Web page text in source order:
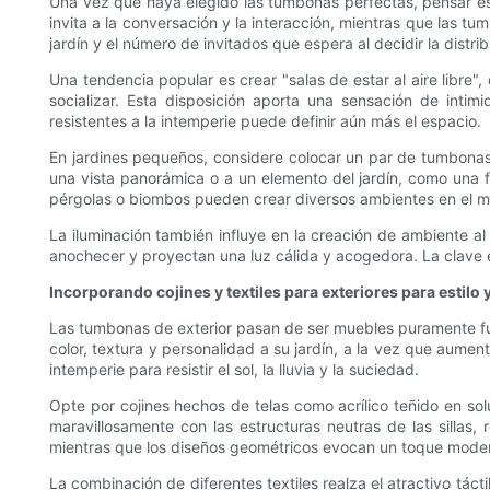
invita a la conversación y la interacción, mientras que las
jardín y el número de invitados que espera al decidir la
Una tendencia popular es crear "salas de estar al aire
socializar. Esta disposición aporta una sensación de
resistentes a la intemperie puede definir aún más el espacio.
En jardines pequeños, considere colocar un par de
una vista panorámica o a un elemento del jardín, como
pérgolas o biombos pueden crear diversos ambientes en el
La iluminación también influye en la creación de ambiente
anochecer y proyectan una luz cálida y acogedora. La
Incorporando cojines y textiles para exteriores para estilo
Las tumbonas de exterior pasan de ser muebles puramente
color, textura y personalidad a su jardín, a la vez que
intemperie para resistir el sol, la lluvia y la suciedad.
Opte por cojines hechos de telas como acrílico teñido en
maravillosamente con las estructuras neutras de las
mientras que los diseños geométricos evocan un toque
La combinación de diferentes textiles realza el atractivo